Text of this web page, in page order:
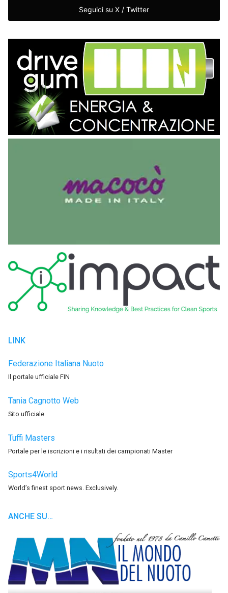
Seguici su X / Twitter
LINK
Federazione Italiana Nuoto
Il portale ufficiale FIN
Tania Cagnotto Web
Sito ufficiale
Tuffi Masters
Portale per le iscrizioni e i risultati dei campionati Master
Sports4World
World’s finest sport news. Exclusively.
ANCHE SU…